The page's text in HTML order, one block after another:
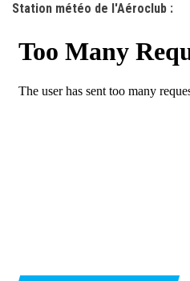
Station météo de l'Aéroclub :